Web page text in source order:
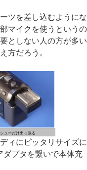
ツを差し込むようにな
マイクを使うというの
としない人の方が多い
方だろう。
ューだけ出っ張る
ィにピッタリサイズに
ダプタを繋いで本体充